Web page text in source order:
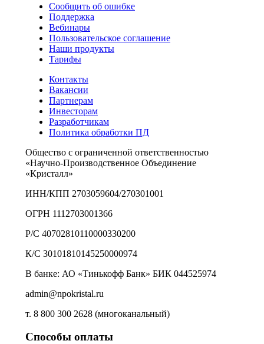
Сообщить об ошибке
Поддержка
Вебинары
Пользовательское соглашение
Наши продукты
Тарифы
Контакты
Вакансии
Партнерам
Инвесторам
Разработчикам
Политика обработки ПД
Общество с ограниченной ответственностью
«Научно-Производственное Объединение
«Кристалл»
ИНН/КПП 2703059604/270301001
ОГРН 1112703001366
Р/С 40702810110000330200
К/С 30101810145250000974
В банке: АО «Тинькофф Банк» БИК 044525974
admin@npokristal.ru
т. 8 800 300 2628 (многоканальный)
Способы оплаты